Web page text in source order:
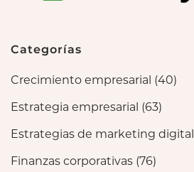
Categorías
Crecimiento empresarial (40)
Estrategia empresarial (63)
Estrategias de marketing digital
Finanzas corporativas (76)